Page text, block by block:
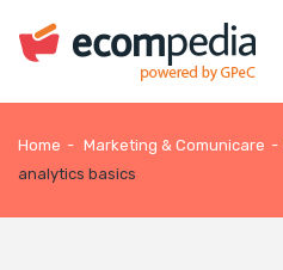
Home - Marketing & Comunicare -
analytics basics